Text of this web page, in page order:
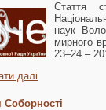
Стаття
наук
мирного
23–24.–
далі